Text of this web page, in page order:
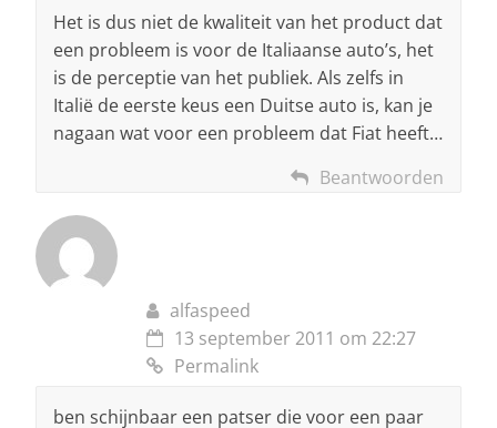
Het is dus niet de kwaliteit van het product dat
een probleem is voor de Italiaanse auto’s, het
is de perceptie van het publiek. Als zelfs in
Italië de eerste keus een Duitse auto is, kan je
nagaan wat voor een probleem dat Fiat heeft…
Beantwoorden
alfaspeed
13 september 2011 om 22:27
Permalink
ben schijnbaar een patser die voor een paar